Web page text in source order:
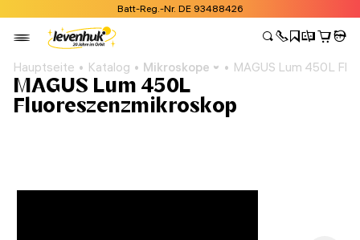
Batt-Reg.-Nr. DE 93488426
Hauptseite Katalog Mikroskope MAGUS Lum 450L
MAGUS Lum 450L
Fluoreszenzmikroskop